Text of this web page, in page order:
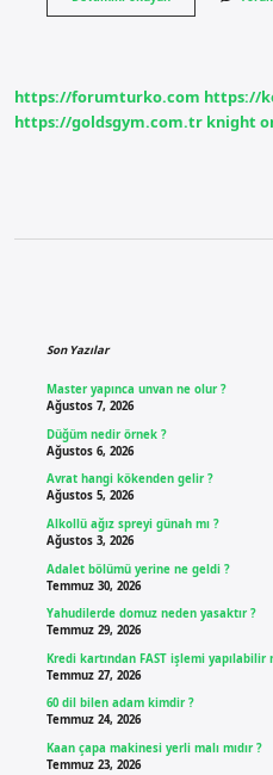
Davası
https://forumturko.com https://
https://goldsgym.com.tr knight
Son Yazılar
Master yapınca unvan ne olur ?
Ağustos 7, 2026
Düğüm nedir örnek ?
Ağustos 6, 2026
Avrat hangi kökenden gelir ?
Ağustos 5, 2026
Alkollü ağız spreyi günah mı ?
Ağustos 3, 2026
Adalet bölümü yerine ne geldi ?
Temmuz 30, 2026
Yahudilerde domuz neden yasaktır ?
Temmuz 29, 2026
Kredi kartından FAST işlemi yapılabilir
Temmuz 27, 2026
60 dil bilen adam kimdir ?
Temmuz 24, 2026
Kaan çapa makinesi yerli malı mıdır ?
Temmuz 23, 2026